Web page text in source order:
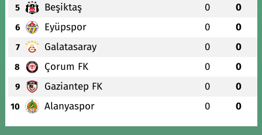
5 Beşiktaş 0 0
6 Eyüpspor 0 0
7 Galatasaray 0 0
8 Çorum FK 0 0
9 Gaziantep FK 0 0
10 Alanyaspor 0 0